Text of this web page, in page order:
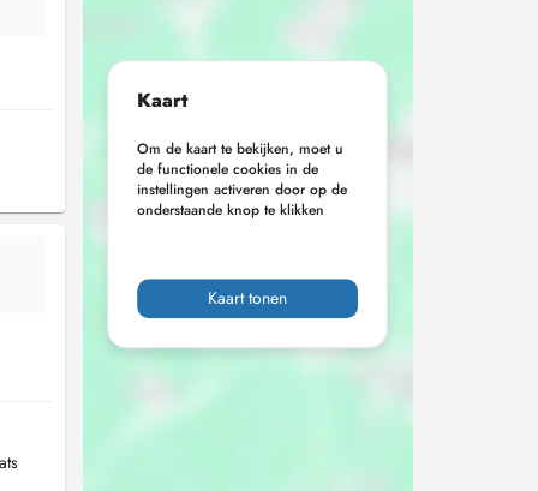
Kaart
Om de kaart te bekijken, moet u
de functionele cookies in de
instellingen activeren door op de
onderstaande knop te klikken
Kaart tonen